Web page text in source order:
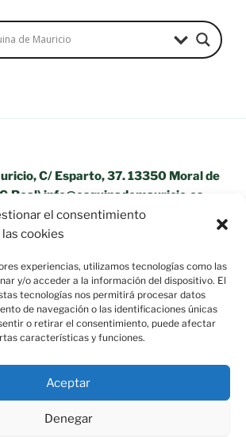
el consentimiento
las cookies
experiencias, utilizamos tecnologías como las
y/o acceder a la información del dispositivo. El
tecnologías nos permitirá procesar datos
de navegación o las identificaciones únicas
o retirar el consentimiento, puede afectar
características y funciones.
Aceptar
Denegar
C/ Esparto, 37. 13350 Moral de
info@esquinademauricio.es